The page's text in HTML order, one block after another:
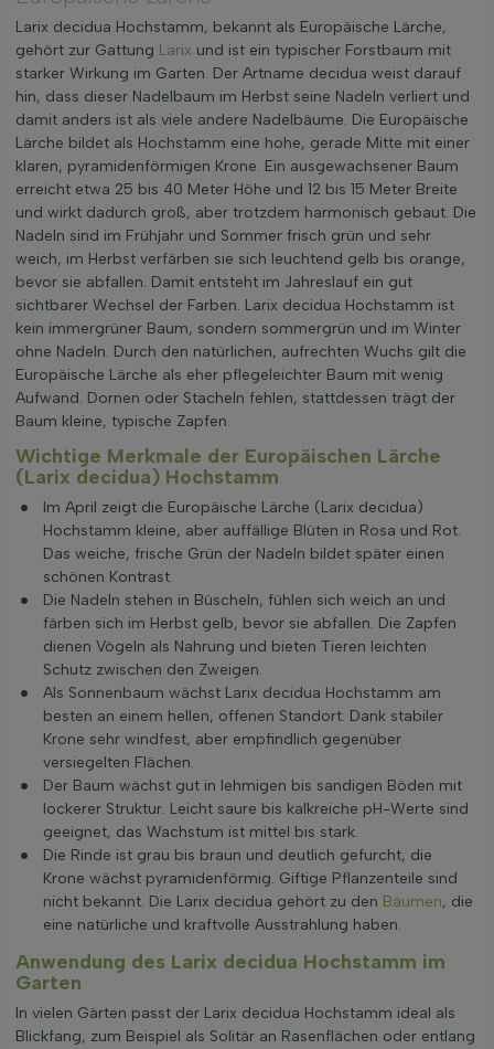
Larix decidua Hochstamm, bekannt als Europäische Lärche,
gehört zur Gattung Larix und ist ein typischer Forstbaum mit
starker Wirkung im Garten. Der Artname decidua weist darauf
hin, dass dieser Nadelbaum im Herbst seine Nadeln verliert und
damit anders ist als viele andere Nadelbäume. Die Europäische
Lärche bildet als Hochstamm eine hohe, gerade Mitte mit einer
klaren, pyramidenförmigen Krone. Ein ausgewachsener Baum
erreicht etwa 25 bis 40 Meter Höhe und 12 bis 15 Meter Breite
und wirkt dadurch groß, aber trotzdem harmonisch gebaut. Die
Nadeln sind im Frühjahr und Sommer frisch grün und sehr
weich, im Herbst verfärben sie sich leuchtend gelb bis orange,
bevor sie abfallen. Damit entsteht im Jahreslauf ein gut
sichtbarer Wechsel der Farben. Larix decidua Hochstamm ist
kein immergrüner Baum, sondern sommergrün und im Winter
ohne Nadeln. Durch den natürlichen, aufrechten Wuchs gilt die
Europäische Lärche als eher pflegeleichter Baum mit wenig
Aufwand. Dornen oder Stacheln fehlen, stattdessen trägt der
Baum kleine, typische Zapfen.
Wichtige Merkmale der Europäischen Lärche
(Larix decidua) Hochstamm
Im April zeigt die Europäische Lärche (Larix decidua)
Hochstamm kleine, aber auffällige Blüten in Rosa und Rot.
Das weiche, frische Grün der Nadeln bildet später einen
schönen Kontrast.
Die Nadeln stehen in Büscheln, fühlen sich weich an und
färben sich im Herbst gelb, bevor sie abfallen. Die Zapfen
dienen Vögeln als Nahrung und bieten Tieren leichten
Schutz zwischen den Zweigen.
Als Sonnenbaum wächst Larix decidua Hochstamm am
besten an einem hellen, offenen Standort. Dank stabiler
Krone sehr windfest, aber empfindlich gegenüber
versiegelten Flächen.
Der Baum wächst gut in lehmigen bis sandigen Böden mit
lockerer Struktur. Leicht saure bis kalkreiche pH-Werte sind
geeignet, das Wachstum ist mittel bis stark.
Die Rinde ist grau bis braun und deutlich gefurcht, die
Krone wächst pyramidenförmig. Giftige Pflanzenteile sind
nicht bekannt. Die Larix decidua gehört zu den Bäumen, die
eine natürliche und kraftvolle Ausstrahlung haben.
Anwendung des Larix decidua Hochstamm im
Garten
In vielen Gärten passt der Larix decidua Hochstamm ideal als
Blickfang, zum Beispiel als Solitär an Rasenflächen oder entlang